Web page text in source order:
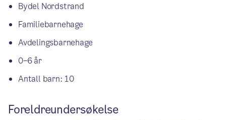
Bydel Nordstrand
Familiebarnehage
Avdelingsbarnehage
0–6 år
Antall barn: 10
Foreldreundersøkelse